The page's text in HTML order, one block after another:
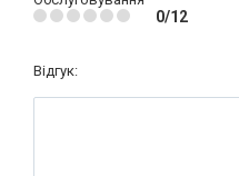
0/12
Відгук: